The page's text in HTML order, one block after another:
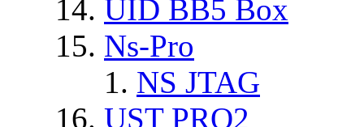
UID BB5 Box
Ns-Pro
NS JTAG
UST PRO2